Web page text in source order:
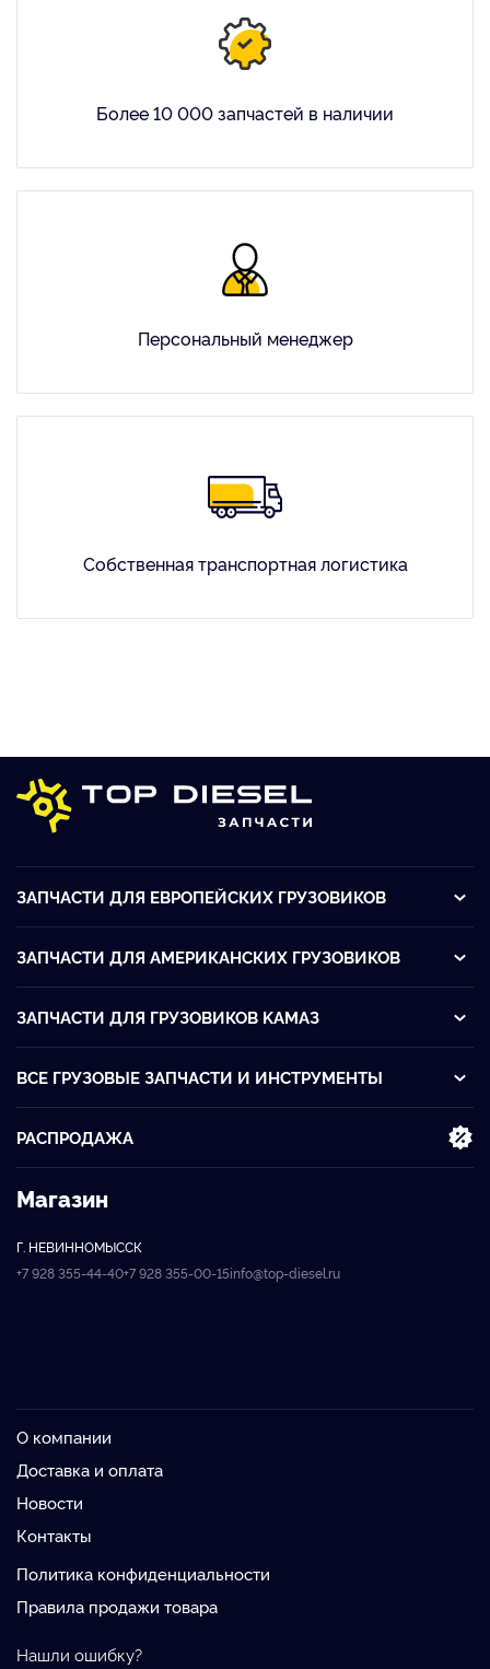
Более 10 000 запчастей в наличии
Персональный менеджер
Собственная транспортная логистика
ЗАПЧАСТИ ДЛЯ ЕВРОПЕЙСКИХ ГРУЗОВИКОВ
ЗАПЧАСТИ ДЛЯ АМЕРИКАНСКИХ ГРУЗОВИКОВ
ЗАПЧАСТИ ДЛЯ ГРУЗОВИКОВ KАМАЗ
ВСЕ ГРУЗОВЫЕ ЗАПЧАСТИ И ИНСТРУМЕНТЫ
РАСПРОДАЖА
Магазин
Г. НЕВИННОМЫССК
+7 928 355-44-40+7 928 355-00-15info@top-diesel.ru
О компании
Доставка и оплата
Новости
Контакты
Политика конфиденциальности
Правила продажи товара
Нашли ошибку?